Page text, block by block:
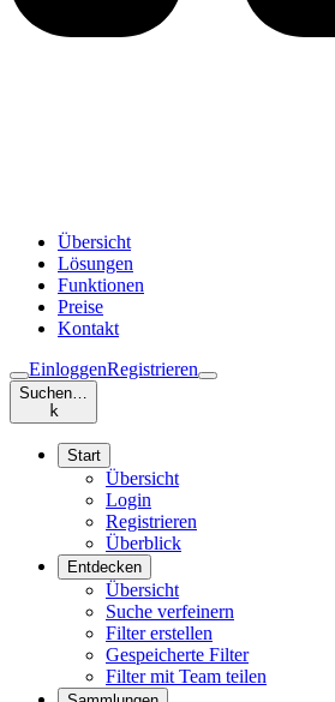
Übersicht
Lösungen
Funktionen
Preise
Kontakt
EinloggenRegistrieren
Suchen…
k
Start
Übersicht
Login
Registrieren
Überblick
Entdecken
Übersicht
Suche verfeinern
Filter erstellen
Gespeicherte Filter
Filter mit Team teilen